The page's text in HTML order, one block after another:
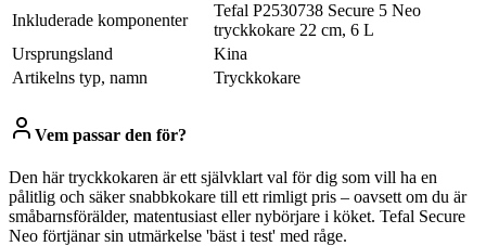
Inkluderade komponenter
Tefal P2530738 Secure 5 Neo
tryckkokare 22 cm, 6 L
Ursprungsland
Kina
Artikelns typ, namn
Tryckkokare
Vem passar den för?
Den här tryckkokaren är ett självklart val för dig som vill ha en
pålitlig och säker snabbkokare till ett rimligt pris – oavsett om du är
småbarnsförälder, matentusiast eller nybörjare i köket. Tefal Secure
Neo förtjänar sin utmärkelse 'bäst i test' med råge.